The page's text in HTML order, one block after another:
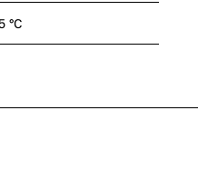
°C